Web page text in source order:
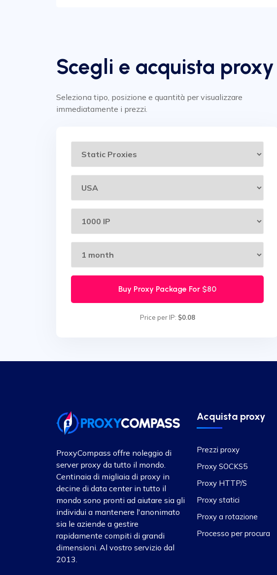
Scegli e acquista proxy
Seleziona tipo, posizione e quantità per visualizzare
immediatamente i prezzi.
Buy Proxy Package For $80
Price per IP: $0.08
ProxyCompass offre noleggio di
server proxy da tutto il mondo.
Centinaia di migliaia di proxy in
decine di data center in tutto il
mondo sono pronti ad aiutare sia gli
individui a mantenere l'anonimato
sia le aziende a gestire
rapidamente compiti di grandi
dimensioni. Al vostro servizio dal
2013.
Acquista proxy
Prezzi proxy
Proxy SOCKS5
Proxy HTTP/S
Proxy statici
Proxy a rotazione
Processo per procura